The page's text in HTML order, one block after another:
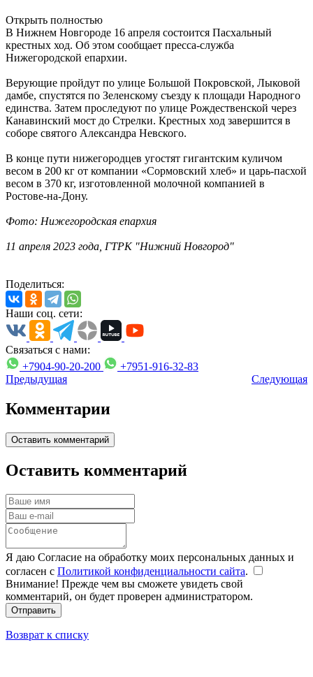
Открыть полностью
В Нижнем Новгороде 16 апреля состоится Пасхальный
крестных ход. Об этом сообщает пресса-служба
Нижегородской епархии.
Верующие пройдут по улице Большой Покровской, Лыковой
дамбе, спустятся по Зеленскому съезду к площади Народного
единства. Затем проследуют по улице Рождественской через
Канавинский мост до Стрелки. Крестных ход завершится в
соборе святого Александра Невского.
В конце пути нижегородцев угостят гигантским куличом
весом в 200 кг от компании «Сормовский хлеб» и царь-пасхой
весом в 370 кг, изготовленной молочной компанией в
Ростове-на-Дону.
Фото: Нижегородская епархия
11 апреля 2023 года, ГТРК "Нижний Новгород"
Поделиться:
Наши соц. сети:
Связаться с нами:
+7904-90-20-200
+7951-916-32-83
Предыдущая
Следующая
Комментарии
Оставить комментарий
Оставить комментарий
Я даю Согласие на обработку моих персональных данных и
согласен с Политикой конфиденциальности сайта.
Внимание! Прежде чем вы сможете увидеть свой
комментарий, он будет проверен администратором.
Отправить
Возврат к списку